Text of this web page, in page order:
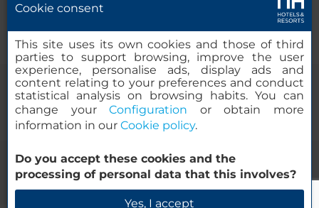
© 2000 – 2026 MINOR HOTELS EUROPE & AMERICAS Santa Engracia
120. 28003 Madrid, Spanien
Cookie consent
This site uses its own cookies and those of third
parties to support browsing, improve the user
experience, personalise ads, display ads and
content relating to your preferences and conduct
statistical analysis on browsing habits. You can
change yourConfiguration or obtain more
information in our Cookie policy.
Do you accept these cookies and the
processing of personal data that this involves?
Yes, I accept